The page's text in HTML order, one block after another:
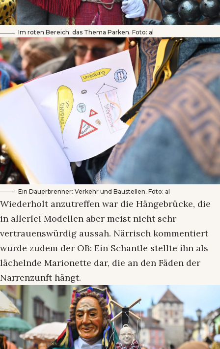
Im roten Bereich: das Thema Parken. Foto: al
Ein Dauerbrenner: Verkehr und Baustellen. Foto: al
Wiederholt anzutreffen war die Hängebrücke, die
in allerlei Modellen aber meist nicht sehr
vertrauenswürdig aussah. Närrisch kommentiert
wurde zudem der OB: Ein Schantle stellte ihn als
lächelnde Marionette dar, die an den Fäden der
Narrenzunft hängt.